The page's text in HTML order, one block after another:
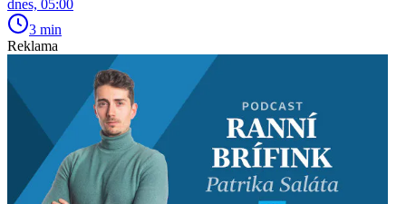
dnes, 05:00
3 min
Reklama